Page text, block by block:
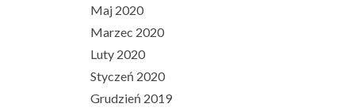
Maj 2020
Marzec 2020
Luty 2020
Styczeń 2020
Grudzień 2019